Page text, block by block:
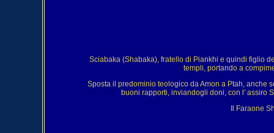
Sciabaka (Shabaka), fratello di Piankhi e quindi figlio
templi, portando a
Sposta il predominio teologico da Amon a Ptah, anche
buoni rapporti, inviandogli doni, con l' assiro
Il Faraone